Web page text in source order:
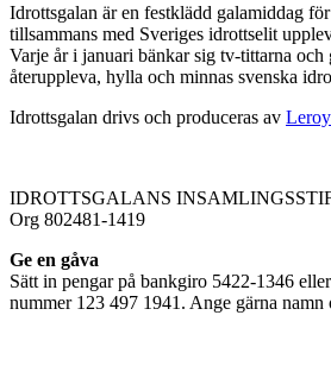
Idrottsgalan är en festklädd galamiddag
tillsammans med Sveriges idrottselit
Varje år i januari bänkar sig tv-tittarna och
återuppleva, hylla och minnas svenska
Idrottsgalan drivs och produceras av
IDROTTSGALANS
Org 802481-1419
Ge en gåva
Sätt in pengar på bankgiro 5422-1346
nummer 123 497 1941. Ange gärna namn